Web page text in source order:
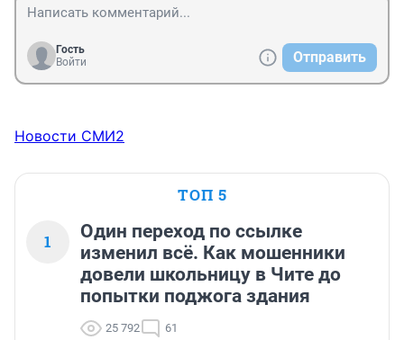
Гость
Войти
Отправить
Новости СМИ2
ТОП 5
1
Один переход по ссылке
изменил всё. Как мошенники
довели школьницу в Чите до
попытки поджога здания
25 792 61